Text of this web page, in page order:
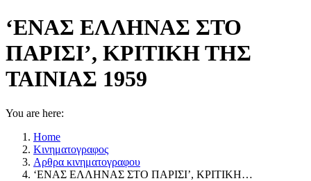
‘ΕΝΑΣ ΕΛΛΗΝΑΣ ΣΤΟ
ΠΑΡΙΣΙ’, ΚΡΙΤΙΚΗ ΤΗΣ
ΤΑΙΝΙΑΣ 1959
You are here:
Home
Κινηματογραφος
Αρθρα κινηματογραφου
‘ΕΝΑΣ ΕΛΛΗΝΑΣ ΣΤΟ ΠΑΡΙΣΙ’, ΚΡΙΤΙΚΗ…